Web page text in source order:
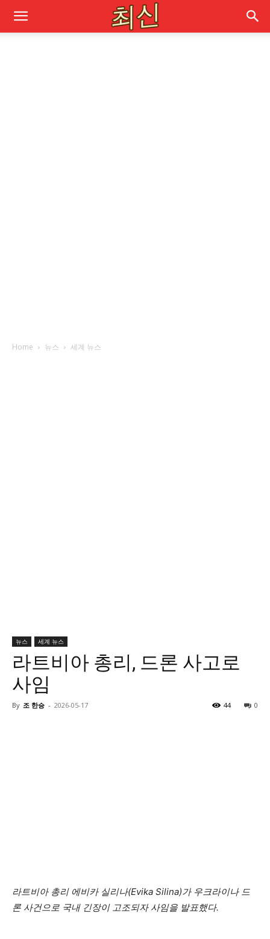
Home 뉴스 세계 뉴스
뉴스 세계 뉴스
라트비아 총리, 드론 사고로
사임
By 조 한승 - 2026-05-17 0
44
라트비아 총리 에비카 실리나(Evika Silina)가 우크라이나 드
론 사건으로 국내 긴장이 고조되자 사임을 발표했다.